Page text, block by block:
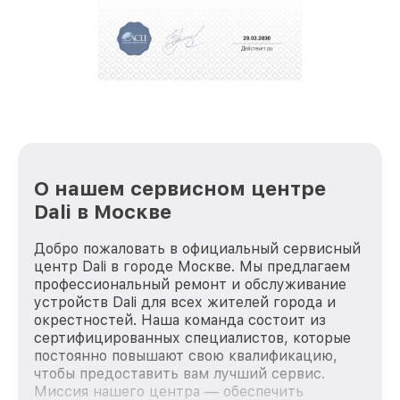
репутацию. Мы постоянно совершенствуемся и
стараемся каждый день делать наш сервис еще
О нашем сервисном центре
Dali в Москве
Добро пожаловать в официальный сервисный
центр Dali в городе Москве. Мы предлагаем
профессиональный ремонт и обслуживание
устройств Dali для всех жителей города и
окрестностей. Наша команда состоит из
сертифицированных специалистов, которые
постоянно повышают свою квалификацию,
чтобы предоставить вам лучший сервис.
Миссия нашего центра — обеспечить